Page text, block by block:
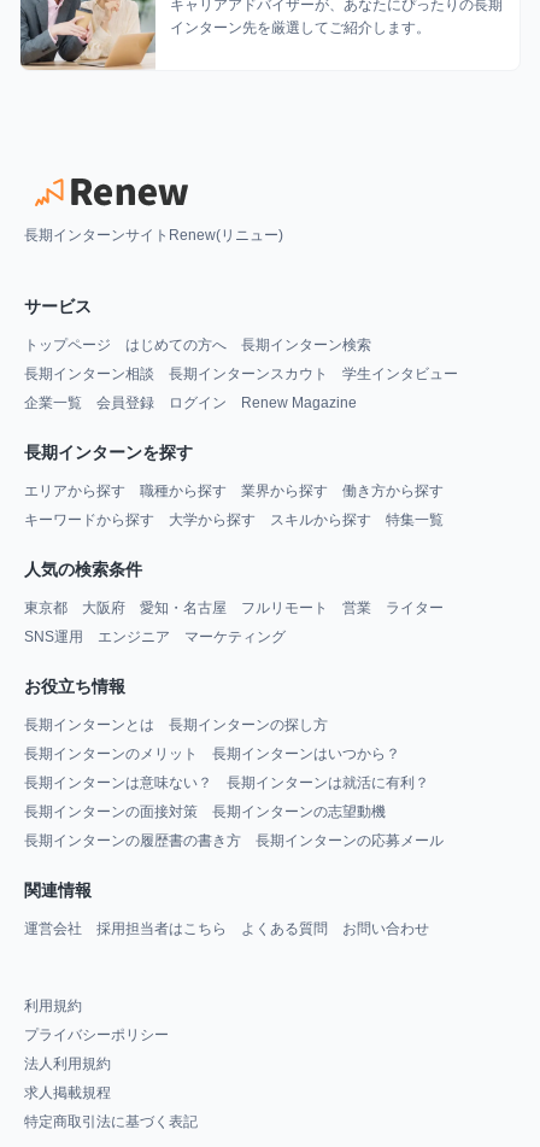
キャリアアドバイザーが、あなたにぴったりの長期
インターン先を厳選してご紹介します。
長期インターンサイトRenew(リニュー)
サービス
トップページ はじめての方へ
長期インターン検索
長期インターン相談
長期インターンスカウト
学生インタビュー
企業一覧
会員登録 ログイン Renew Magazine
長期インターンを探す
エリアから探す 職種から探す 業界から探す
働き方から探す
キーワードから探す
大学から探す スキルから探す 特集一覧
人気の検索条件
東京都 大阪府 愛知・名古屋 フルリモート 営業
ライター
SNS運用
エンジニア マーケティング
お役立ち情報
長期インターンとは
長期インターンの探し方
長期インターンのメリット
長期インターンはいつから？
長期インターンは意味ない？
長期インターンは就活に有利？
長期インターンの面接対策
長期インターンの志望動機
長期インターンの履歴書の書き方
長期インターンの応募メール
関連情報
運営会社 採用担当者はこちら よくある質問 お問い合わせ
利用規約
プライバシーポリシー
法人利用規約
求人掲載規程
特定商取引法に基づく表記